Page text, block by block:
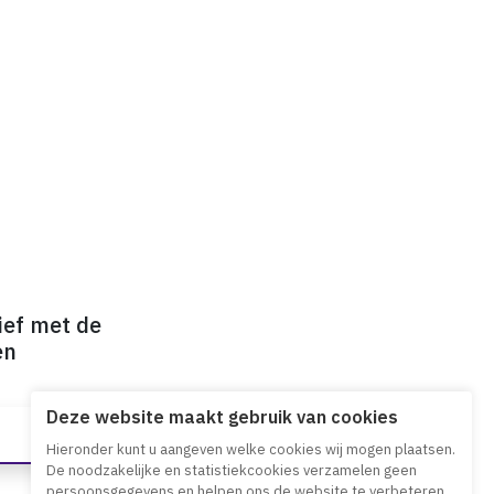
met de
Deze website maakt gebruik van cookies
Hieronder kunt u aangeven welke cookies wij mogen plaatsen.
De noodzakelijke en statistiekcookies verzamelen geen